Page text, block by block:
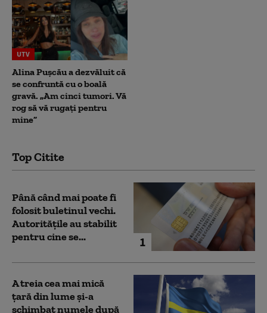
UTV
Alina Pușcău a dezvăluit că
se confruntă cu o boală
gravă. „Am cinci tumori. Vă
rog să vă rugați pentru
mine”
Top Citite
1
Până când mai poate fi
folosit buletinul vechi.
Autoritățile au stabilit
pentru cine se...
A treia cea mai mică
țară din lume și-a
schimbat numele după